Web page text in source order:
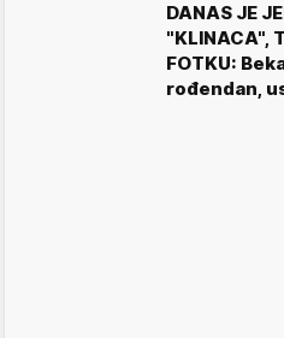
DANAS JE
"KLINACA",
FOTKU:
rođendan,